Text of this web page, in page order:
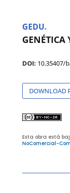
GEDU.
GENÉTICA
DOI: 10.35407/
DOWNLOAD
Esta obra está
NoComercial-